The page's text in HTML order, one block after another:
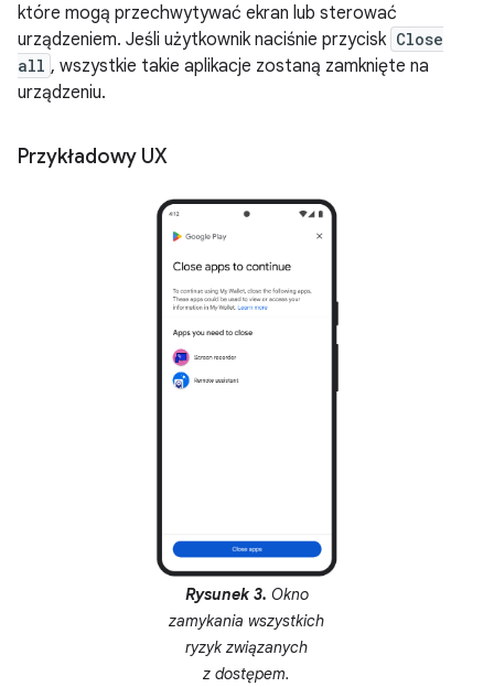
które mogą przechwytywać ekran lub sterować
urządzeniem. Jeśli użytkownik naciśnie przycisk Close
all , wszystkie takie aplikacje zostaną zamknięte na
urządzeniu.
Przykładowy UX
Rysunek 3. Okno
zamykania wszystkich
ryzyk związanych
z dostępem.